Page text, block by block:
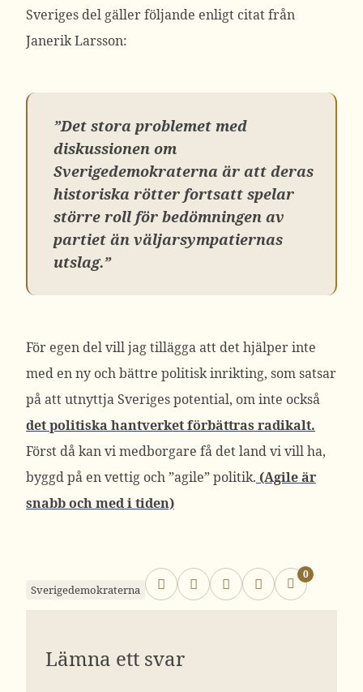
Sveriges del gäller följande enligt citat från
Janerik Larsson:
”Det stora problemet med
diskussionen om
Sverigedemokraterna är att deras
historiska rötter fortsatt spelar
större roll för bedömningen av
partiet än väljarsympatiernas
utslag.”
För egen del vill jag tillägga att det hjälper inte
med en ny och bättre politisk inrikting, som satsar
på att utnyttja Sveriges potential, om inte också
det politiska hantverket förbättras radikalt.
Först då kan vi medborgare få det land vi vill ha,
byggd på en vettig och ”agile” politik. (Agile är
snabb och med i tiden)
Sverigedemokraterna
0
Lämna ett svar